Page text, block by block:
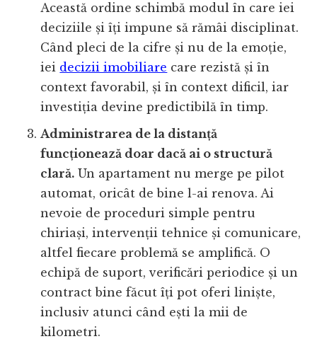
Această ordine schimbă modul în care iei
deciziile și îți impune să rămâi disciplinat.
Când pleci de la cifre și nu de la emoție,
iei decizii imobiliare care rezistă și în
context favorabil, și în context dificil, iar
investiția devine predictibilă în timp.
Administrarea de la distanță
funcționează doar dacă ai o structură
clară. Un apartament nu merge pe pilot
automat, oricât de bine l-ai renova. Ai
nevoie de proceduri simple pentru
chiriași, intervenții tehnice și comunicare,
altfel fiecare problemă se amplifică. O
echipă de suport, verificări periodice și un
contract bine făcut îți pot oferi liniște,
inclusiv atunci când ești la mii de
kilometri.